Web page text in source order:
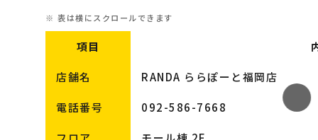
項目
店舗名 RANDA ららぽーと福岡店
電話番号 092-586-7668